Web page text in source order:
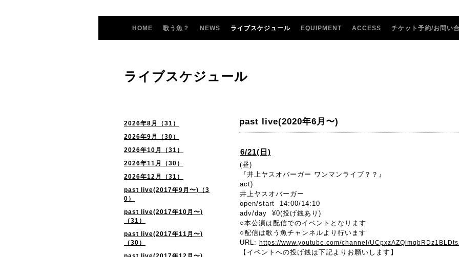
HOME 歌う魚？ NEWS ライブスケジュール EQUIPMENT ACCESS チケット予約/お問い
2026年8月（31）
2026年9月（30）
2026年10月（31）
2026年11月（30）
2026年12月（31）
past live(2017年9月〜)（3
0）
past live(2017年10月〜)
（31）
past live(2017年11月〜)
（30）
ライブスケジュール
past live(2020年6月〜)
6/21(日)
(昼)
『井上ヤスオバーガー ワンマンライブ？？』
act)
井上ヤスオバーガー
open/start 14:00/14:10
adv/day ¥0(投げ銭あり)
○本公演は配信でのイベントとなります
○配信は歌う魚チャンネルより行います
URL: https://www.youtube.com/channel/
【イベントへの投げ銭は下記よりお願いします】